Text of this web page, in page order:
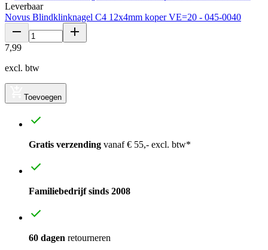
Leverbaar
Novus Blindklinknagel C4 12x4mm koper VE=20 - 045-0040
7,99
excl. btw
Toevoegen
Gratis verzending vanaf € 55,- excl. btw*
Familiebedrijf sinds 2008
60 dagen retourneren